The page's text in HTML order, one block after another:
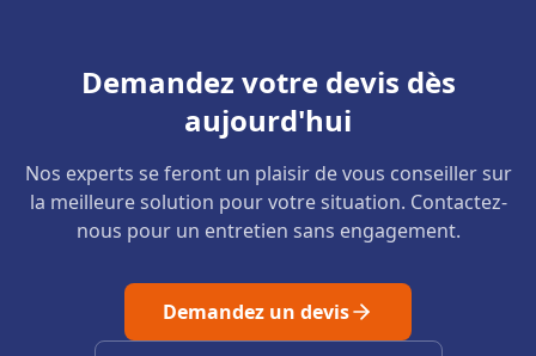
Demandez votre devis dès
aujourd'hui
Nos experts se feront un plaisir de vous conseiller sur
la meilleure solution pour votre situation. Contactez-
nous pour un entretien sans engagement.
Demandez un devis